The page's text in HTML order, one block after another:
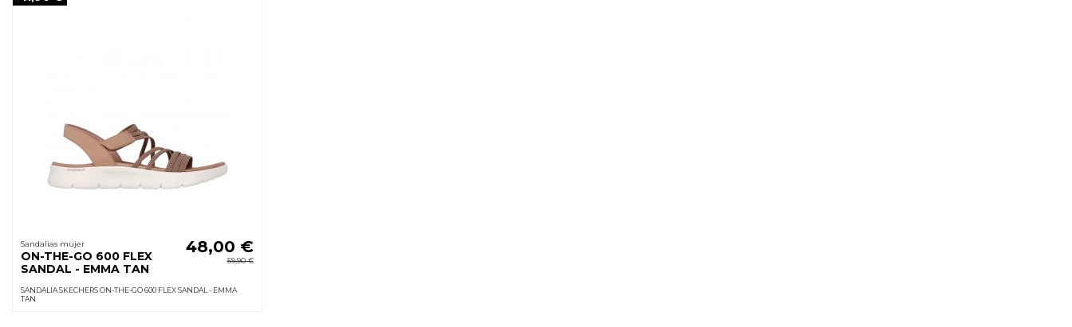
Sandalias mujer
ON-THE-GO 600 FLEX
SANDAL - EMMA TAN
48,00 €
59,90 €
SANDALIA SKECHERS ON-THE-GO 600 FLEX SANDAL - EMMA
TAN